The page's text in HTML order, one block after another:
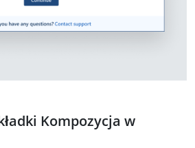
Kompozycja w